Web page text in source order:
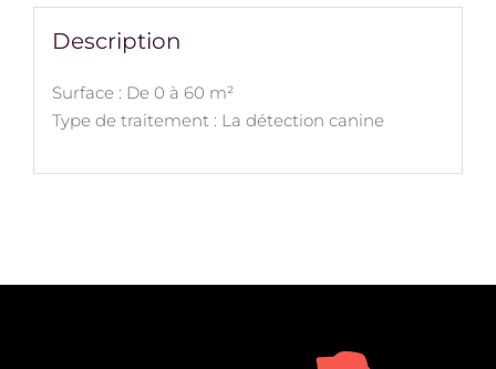
Description
Surface : De 0 à 60 m²
Type de traitement : La détection canine